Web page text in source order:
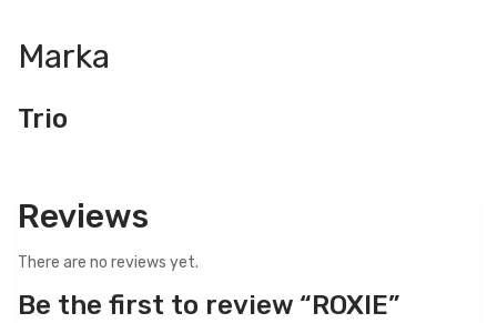
Marka
Trio
Reviews
There are no reviews yet.
Be the first to review “ROXIE”